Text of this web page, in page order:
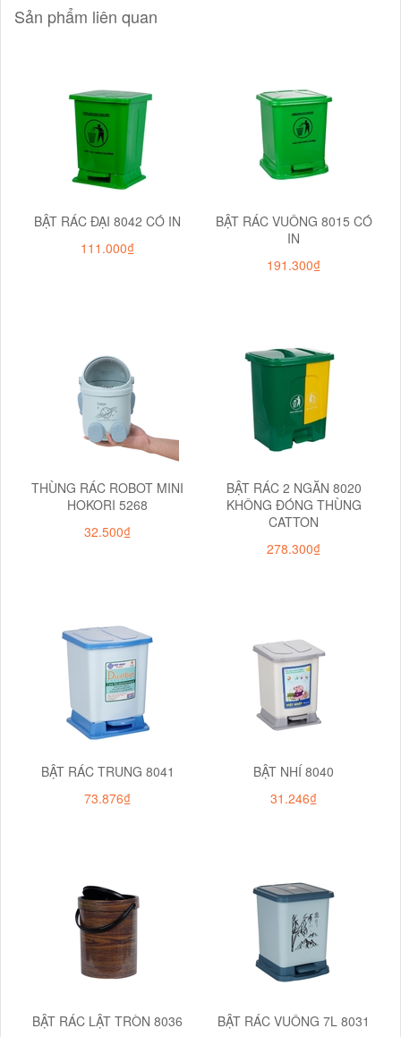
Sản phẩm liên quan
BẬT RÁC ĐẠI 8042 CÓ IN
111.000₫
BẬT RÁC VUÔNG 8015 CÓ
IN
191.300₫
THÙNG RÁC ROBOT MINI
HOKORI 5268
32.500₫
BẬT RÁC 2 NGĂN 8020
KHÔNG ĐÓNG THÙNG
CATTON
278.300₫
BẬT RÁC TRUNG 8041
73.876₫
BẬT NHÍ 8040
31.246₫
BẬT RÁC LẬT TRÒN 8036
BẬT RÁC VUÔNG 7L 8031